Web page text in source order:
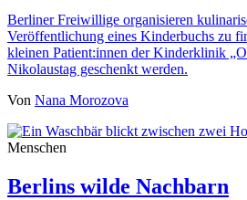
Berliner Freiwillige organisieren
Veröffentlichung eines Kinderbuchs zu
kleinen Patient:innen der Kinderklinik
Nikolaustag geschenkt werden.
Von Nana Morozova
Menschen
Berlins wilde Nachbarn